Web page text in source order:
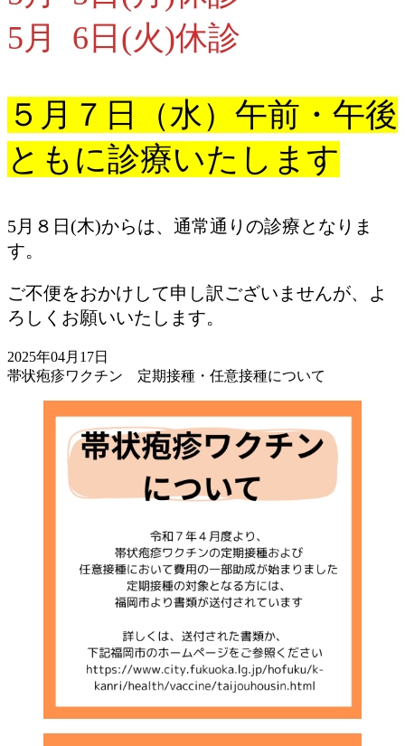
5月 6日(火)休診
５月７日（水）午前・午後
ともに診療いたします
5月８日(木)からは、通常通りの診療となりま
す。
ご不便をおかけして申し訳ございませんが、よ
ろしくお願いいたします。
2025年04月17日
帯状疱疹ワクチン 定期接種・任意接種について